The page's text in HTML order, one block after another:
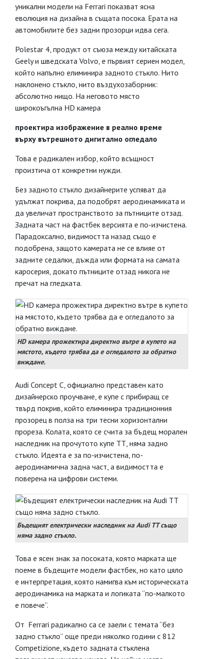
уникални модели на Ferrari показват ясна
еволюция на дизайна в същата посока. Ерата на
автомобилите без задни прозорци идва сега.
Polestar 4, продукт от съюза между китайската
Geely и шведската Volvo, е първият сериен модел,
който напълно елиминира задното стъкло. Нито
наклонено стъкло, нито въздухозаборник:
абсолютно нищо. На неговото място
широкоъгълна HD камера
проектира изображение в реално време
върху вътрешното дигитално огледало
Това е радикален избор, който всъщност
произтича от конкретни нужди.
Без задното стъкло дизайнерите успяват да
удължат покрива, да подобрят аеродинамиката и
да увеличат пространството за пътниците отзад.
Задната част на фастбек версията е по-изчистена.
Парадоксално, видимостта назад също е
подобрена, защото камерата не се влияе от
задните седалки, дъжда или формата на самата
каросерия, докато пътниците отзад никога не
пречат на гледката.
HD камера прожектира директно вътре в купето на
мястото, където трябва да е огледалото за обратно
виждане.
Audi Concept C, официално представен като
дизайнерско проучване, е купе с прибиращ се
твърд покрив, който елиминира традиционния
прозорец в полза на три тесни хоризонтални
прореза. Колата, която се счита за бъдещ морален
наследник на прочутото купе ТТ, няма задно
стъкло. Идеята е за по-изчистена, по-
аеродинамична задна част, а видимостта е
поверена на цифрови системи.
Бъдещият електрически наследник на Audi TT също
няма задно стъкло.
Това е ясен знак за посоката, която марката ще
поеме в бъдещите модели фастбек, но като цяло
е интерпретация, която намигва към историческата
аеродинамика на марката и логиката “по-малкото
е повече”.
От Ferrari радикално са се заели с темата “без
задно стъкло” още преди няколко години с 812
Competizione, където задната стъклена